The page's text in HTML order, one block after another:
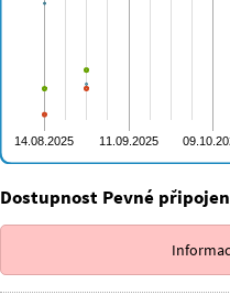
Dostupnost Pevné